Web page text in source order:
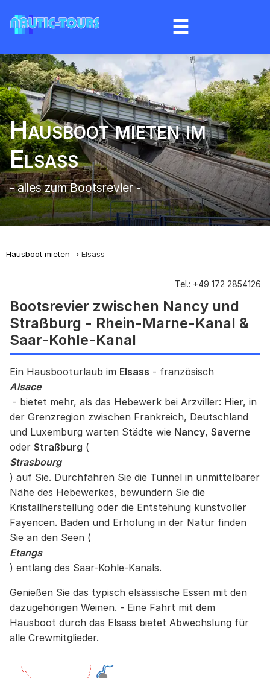
☰
Hausboot mieten im
Elsass
- alles zum Bootsrevier -
Hausboot mieten Elsass
Tel.: +49 172 2854126
Bootsrevier zwischen Nancy und
Straßburg - Rhein-Marne-Kanal &
Saar-Kohle-Kanal
Ein Hausbooturlaub im Elsass - französisch
Alsace
- bietet mehr, als das Hebewerk bei Arzviller: Hier, in
der Grenzregion zwischen Frankreich, Deutschland
und Luxemburg warten Städte wie Nancy, Saverne
oder Straßburg (
Strasbourg
) auf Sie. Durchfahren Sie die Tunnel in unmittelbarer
Nähe des Hebewerkes, bewundern Sie die
Kristallherstellung oder die Entstehung kunstvoller
Fayencen. Baden und Erholung in der Natur finden
Sie an den Seen (
Etangs
) entlang des Saar-Kohle-Kanals.
Genießen Sie das typisch elsässische Essen mit den
dazugehörigen Weinen. - Eine Fahrt mit dem
Hausboot durch das Elsass bietet Abwechslung für
alle Crewmitglieder.